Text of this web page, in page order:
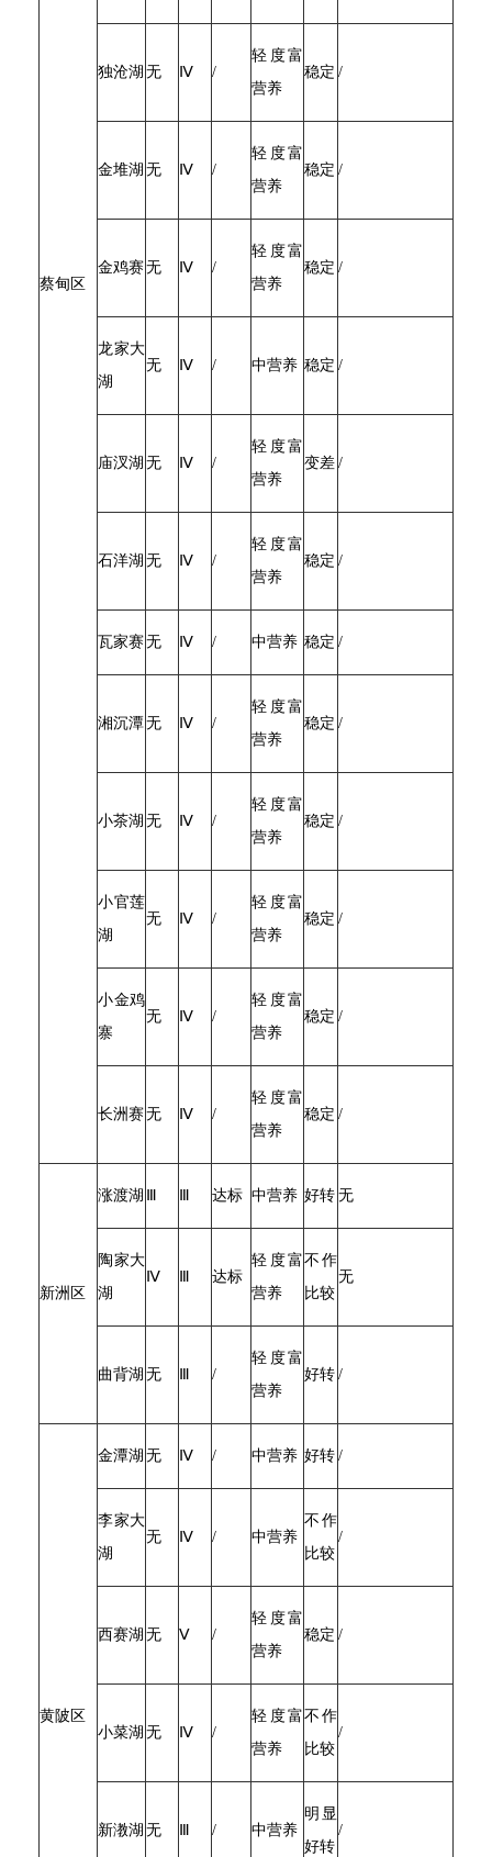
蔡甸区
独沧湖 无 Ⅳ /
轻度富
营养
稳定 /
金堆湖 无 Ⅳ /
轻度富
营养
稳定 /
金鸡赛无 Ⅳ /
轻度富
营养
稳定 /
龙家大
湖
无 Ⅳ / 中营养 稳定 /
庙汊湖 无 Ⅳ /
轻度富
营养
变差 /
石洋湖 无 Ⅳ /
轻度富
营养
稳定 /
瓦家赛无 Ⅳ / 中营养 稳定 /
湘沉潭无 Ⅳ /
轻度富
营养
稳定 /
小茶湖 无 Ⅳ /
轻度富
营养
稳定 /
小官莲
湖
无 Ⅳ /
轻度富
营养
稳定 /
小金鸡
寨
无 Ⅳ /
轻度富
营养
稳定 /
长洲赛无 Ⅳ /
轻度富
营养
稳定 /
新洲区
涨渡湖 达标 中营养 好转 无
陶家大
湖
Ⅳ 达标
轻度富
营养
不作
比较
无
曲背湖 无 /
轻度富
营养
好转 /
黄陂区
金潭湖 无 Ⅳ / 中营养 好转 /
李家大
湖
无 Ⅳ / 中营养
不作
比较
/
西赛湖 无 Ⅴ /
轻度富
营养
稳定 /
小菜湖 无 Ⅳ /
轻度富
营养
不作
比较
/
新漖湖 无 / 中营养
明显
好转
/